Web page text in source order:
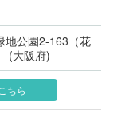
地公園2-163（花
(大阪府)
ちら